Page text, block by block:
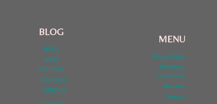
BLOG
HOLA
SHOP
LYFESTYLE
SABORES
DINERO
MENU
Privacy Policy
Términos y
Condiciones
Nosotros
Contact